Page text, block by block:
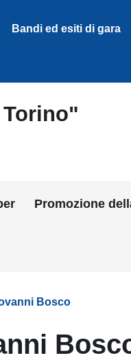
Bandi ed esiti di gara
Promozione
Bosco